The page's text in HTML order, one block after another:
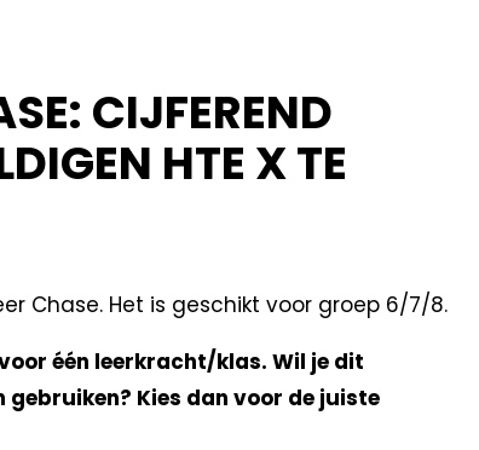
CIJFEREND
HTE X TE
Chase. Het is geschikt voor groep 6/7/8.
één leerkracht/klas. Wil je dit
Kies dan voor de juiste